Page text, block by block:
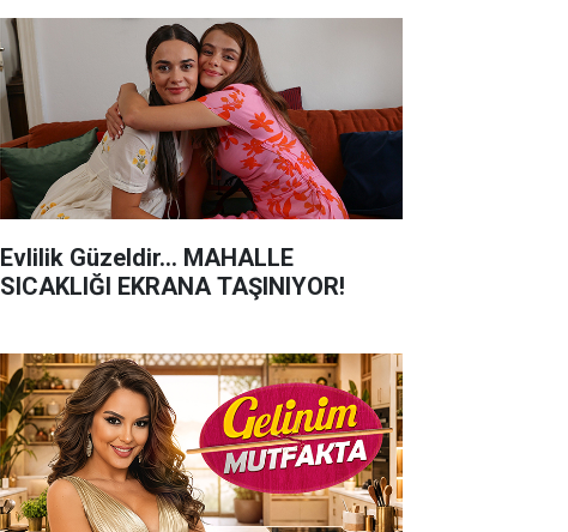
Evlilik Güzeldir... MAHALLE
SICAKLIĞI EKRANA TAŞINIYOR!